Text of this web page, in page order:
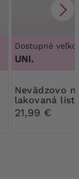
Dostupné
UNI.
Nevädzovo modrá
lakovaná
kabelka
21,99 €